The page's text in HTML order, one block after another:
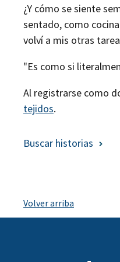
¿Y cómo se siente
sentado, como
volví a mis otras
"Es como si
Al registrarse como
tejidos.
Buscar historias
Volver arriba